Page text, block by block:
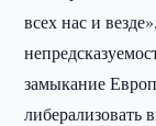
всех нас и
замыкание
либерализовать